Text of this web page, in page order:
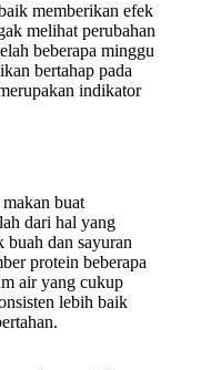
memberikan efek
melihat perubahan
beberapa minggu
bertahap pada
indikator
buat
dari hal yang
dan sayuran
protein beberapa
air yang cukup
lebih baik